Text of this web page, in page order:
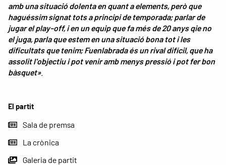
El partit
Sala de premsa
La crònica
Galeria de partit
amb una situació dolenta en quant a elements, però que
haguéssim signat tots a principi de temporada; parlar de
jugar el play-off, i en un equip que fa més de 20 anys qie no
el juga, parla que estem en una situació bona tot i les
dificultats que tenim; Fuenlabrada és un rival difícil, que ha
assolit l'objectiu i pot venir amb menys pressió i pot fer bon
bàsquet».